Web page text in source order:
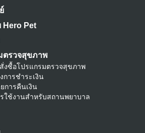
Hero Pet
ตรวจสุขภาพ
งซื้อโปรแกรมตรวจสุขภาพ
การชำระเงิน
การคืนเงิน
ใช้งานสำหรับสถานพยาบาล